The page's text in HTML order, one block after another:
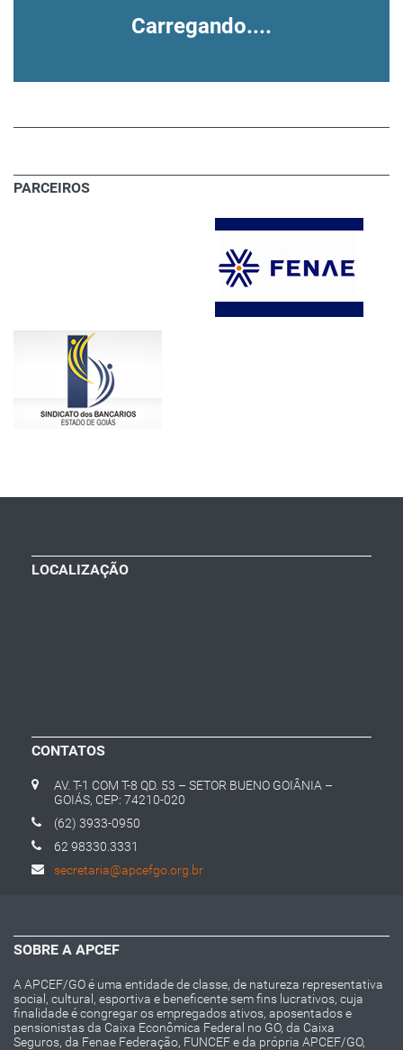
Carregando....
PARCEIROS
LOCALIZAÇÃO
CONTATOS
AV. T-1 COM T-8 QD. 53 – SETOR BUENO GOIÂNIA –
GOIÁS, CEP: 74210-020
(62) 3933-0950
62 98330.3331
secretaria@apcefgo.org.br
SOBRE A APCEF
A APCEF/GO é uma entidade de classe, de natureza representativa
social, cultural, esportiva e beneficente sem fins lucrativos, cuja
finalidade é congregar os empregados ativos, aposentados e
pensionistas da Caixa Econômica Federal no GO, da Caixa
Seguros, da Fenae Federação, FUNCEF e da própria APCEF/GO,